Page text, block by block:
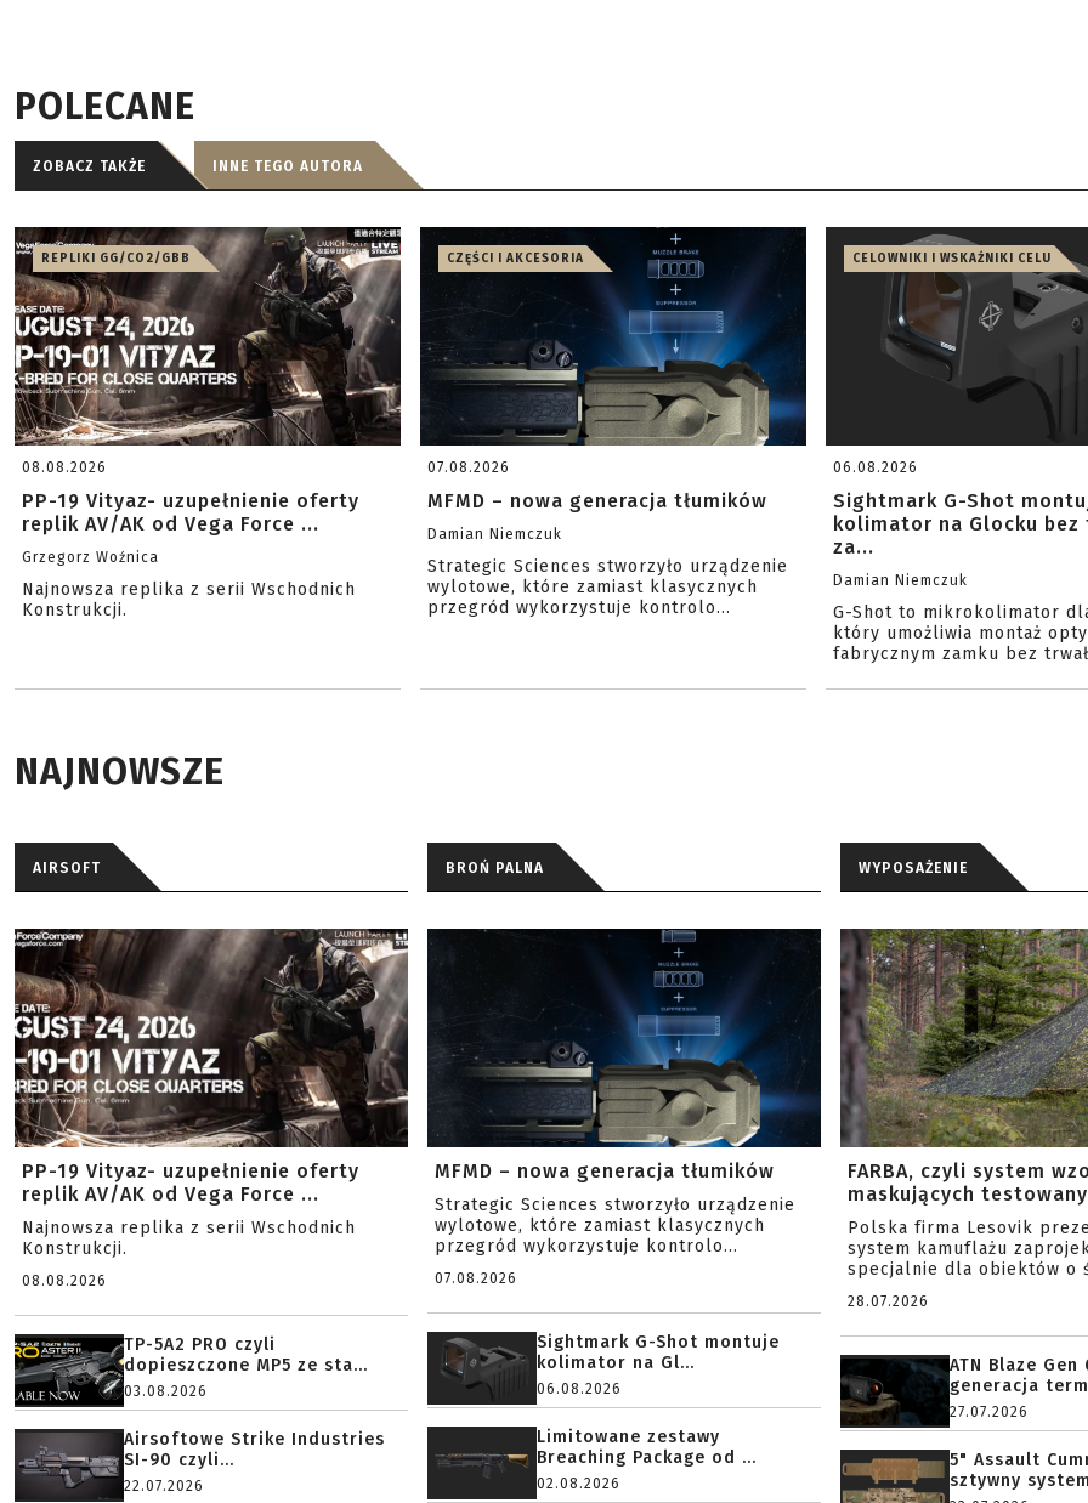
POLECANE
ZOBACZ TAKŻE INNE TEGO AUTORA
REPLIKI GG/CO2/GBB
08.08.2026
PP-19 Vityaz- uzupełnienie oferty
replik AV/AK od Vega Force ...
Grzegorz Woźnica
Najnowsza replika z serii Wschodnich
Konstrukcji.
CZĘŚCI I AKCESORIA
07.08.2026
MFMD – nowa generacja tłumików
Damian Niemczuk
Strategic Sciences stworzyło urządzenie
wylotowe, które zamiast klasycznych
przegród wykorzystuje kontrolo...
CELOWNIKI I WSKAŹNIKI CELU
06.08.2026
Sightmark G-Shot
kolimator na Glocku bez
za...
Damian Niemczuk
G-Shot to mikrokolimator
który umożliwia montaż
fabrycznym zamku bez
NAJNOWSZE
AIRSOFT
PP-19 Vityaz- uzupełnienie oferty
replik AV/AK od Vega Force ...
Najnowsza replika z serii Wschodnich
Konstrukcji.
08.08.2026
TP-5A2 PRO czyli
dopieszczone MP5 ze sta...
03.08.2026
Airsoftowe Strike Industries
SI-90 czyli...
22.07.2026
BROŃ PALNA
MFMD – nowa generacja tłumików
Strategic Sciences stworzyło urządzenie
wylotowe, które zamiast klasycznych
przegród wykorzystuje kontrolo...
07.08.2026
Sightmark G-Shot montuje
kolimator na Gl...
06.08.2026
Limitowane zestawy
Breaching Package od ...
02.08.2026
WYPOSAŻENIE
FARBA, czyli system
maskujących
Polska firma Lesovik
system kamuflażu
specjalnie dla obiektów o
28.07.2026
ATN Blaze Gen
generacja
27.07.2026
5" Assault
sztywny